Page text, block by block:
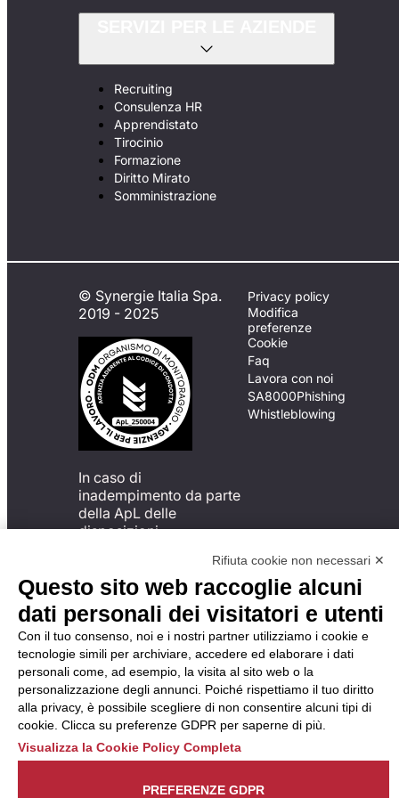
Recruiting
Consulenza HR
Apprendistato
Tirocinio
Formazione
Diritto Mirato
Somministrazione
© Synergie Italia Spa.
2019 - 2025
In caso di
inadempimento da parte
della ApL delle
disposizioni
possibile presentare un
reclamo
all’Organismo di
Monitoraggio utilizzando
una delle modalità
descritte al seguente
indirizzo web
https://odm-
agenzielavoro.it/reclami/.
Privacy policy
Modifica
preferenze
Cookie
Faq
Lavora con noi
SA8000Phishing
Whistleblowing
Rifiuta cookie non necessari ✕
Questo sito web raccoglie alcuni
dati personali dei visitatori e utenti
Con il tuo consenso, noi e i nostri partner utilizziamo i cookie e
tecnologie simili per archiviare, accedere ed elaborare i dati
personali come, ad esempio, la visita al sito web o la
personalizzazione degli annunci. Poiché rispettiamo il tuo diritto
alla privacy, è possibile scegliere di non consentire alcuni tipi di
cookie. Clicca su preferenze GDPR per saperne di più.
Visualizza la Cookie Policy Completa
PREFERENZE GDPR